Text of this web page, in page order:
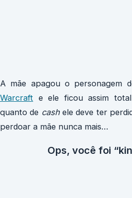
A mãe apagou o personagem
Warcraft e ele ficou assim
quanto de cashele deve ter
perdoar a mãe nunca mais…
Ops, você foi